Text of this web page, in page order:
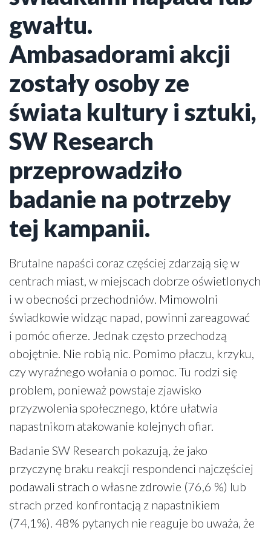
gwałtu.
Ambasadorami akcji
zostały osoby ze
świata kultury i sztuki,
SW Research
przeprowadziło
badanie na potrzeby
tej kampanii.
Brutalne napaści coraz częściej zdarzają się w
centrach miast, w miejscach dobrze oświetlonych
i w obecności przechodniów. Mimowolni
świadkowie widząc napad, powinni zareagować
i pomóc ofierze. Jednak często przechodzą
obojętnie. Nie robią nic. Pomimo płaczu, krzyku,
czy wyraźnego wołania o pomoc. Tu rodzi się
problem, ponieważ powstaje zjawisko
przyzwolenia społecznego, które ułatwia
napastnikom atakowanie kolejnych ofiar.
Badanie SW Research pokazują, że jako
przyczynę braku reakcji respondenci najczęściej
podawali strach o własne zdrowie (76,6 %) lub
strach przed konfrontacją z napastnikiem
(74,1%). 48% pytanych nie reaguje bo uważa, że